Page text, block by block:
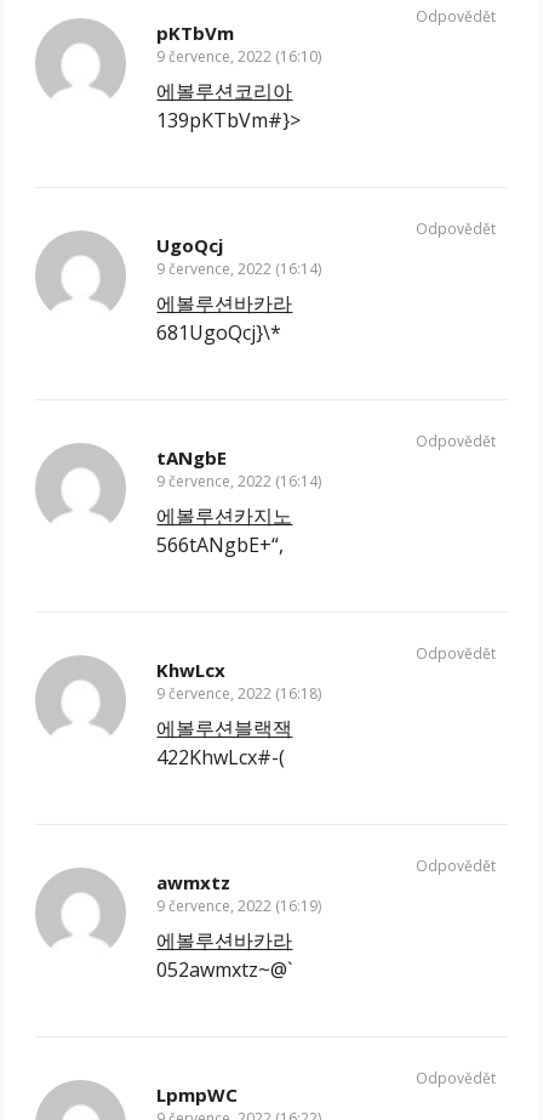
pKTbVm
9 července, 2022 (16:10)
에볼루션코리아
139pKTbVm#}>
Odpovědět
UgoQcj
9 července, 2022 (16:14)
에볼루션바카라
681UgoQcj}\*
Odpovědět
tANgbE
9 července, 2022 (16:14)
에볼루션카지노
566tANgbE+“,
Odpovědět
KhwLcx
9 července, 2022 (16:18)
에볼루션블랙잭
422KhwLcx#-(
Odpovědět
awmxtz
9 července, 2022 (16:19)
에볼루션바카라
052awmxtz~@`
Odpovědět
LpmpWC
Odpovědět